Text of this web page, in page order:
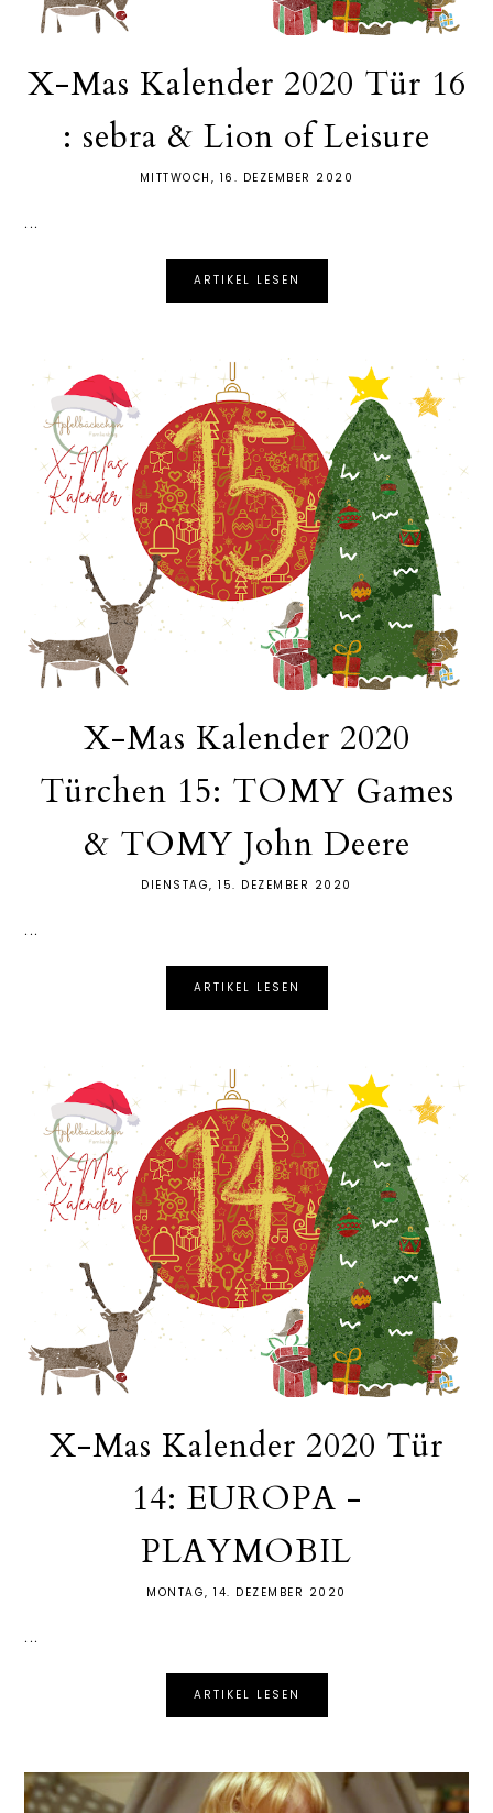
X-Mas Kalender 2020 Tür 16
: sebra & Lion of Leisure
MITTWOCH, 16. DEZEMBER 2020
...
ARTIKEL LESEN
X-Mas Kalender 2020
Türchen 15: TOMY Games
& TOMY John Deere
DIENSTAG, 15. DEZEMBER 2020
...
ARTIKEL LESEN
X-Mas Kalender 2020 Tür
14: EUROPA -
PLAYMOBIL
MONTAG, 14. DEZEMBER 2020
...
ARTIKEL LESEN